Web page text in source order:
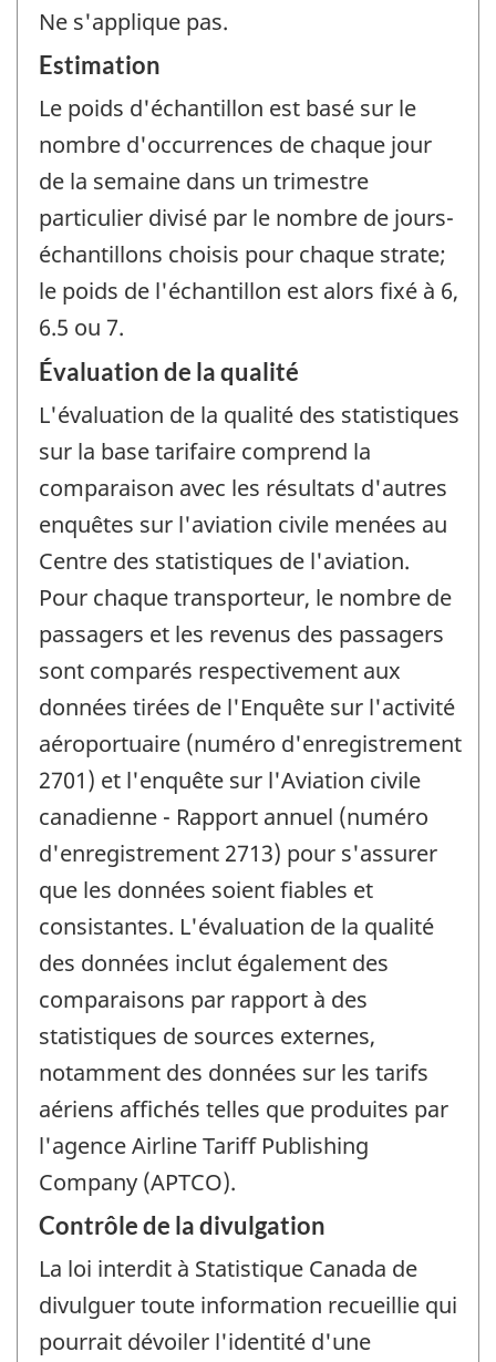
Ne s'applique pas.
Estimation
Le poids d'échantillon est basé sur le
nombre d'occurrences de chaque jour
de la semaine dans un trimestre
particulier divisé par le nombre de jours-
échantillons choisis pour chaque strate;
le poids de l'échantillon est alors fixé à 6,
6.5 ou 7.
Évaluation de la qualité
L'évaluation de la qualité des statistiques
sur la base tarifaire comprend la
comparaison avec les résultats d'autres
enquêtes sur l'aviation civile menées au
Centre des statistiques de l'aviation.
Pour chaque transporteur, le nombre de
passagers et les revenus des passagers
sont comparés respectivement aux
données tirées de l'Enquête sur l'activité
aéroportuaire (numéro d'enregistrement
2701) et l'enquête sur l'Aviation civile
canadienne - Rapport annuel (numéro
d'enregistrement 2713) pour s'assurer
que les données soient fiables et
consistantes. L'évaluation de la qualité
des données inclut également des
comparaisons par rapport à des
statistiques de sources externes,
notamment des données sur les tarifs
aériens affichés telles que produites par
l'agence Airline Tariff Publishing
Company (APTCO).
Contrôle de la divulgation
La loi interdit à Statistique Canada de
divulguer toute information recueillie qui
pourrait dévoiler l'identité d'une